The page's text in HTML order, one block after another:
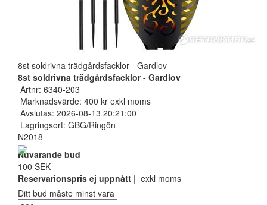
8st soldrivna trädgårdsfacklor - Gardlov
8st soldrivna trädgårdsfacklor - Gardlov
Artnr: 6340-203
Marknadsvärde: 400 kr exkl moms
Avslutas: 2026-08-13 20:21:00
Lagringsort: GBG/Ringön
N2018
Nuvarande bud
100 SEK
Reservarionspris ej uppnått | exkl moms
Ditt bud måste minst vara